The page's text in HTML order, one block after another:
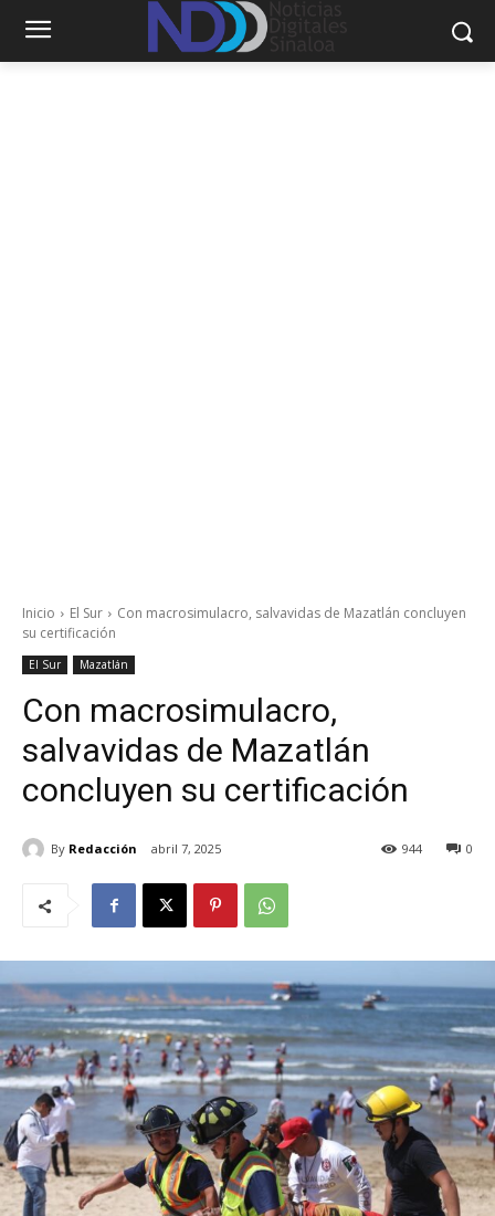
Inicio El Sur
Con macrosimulacro, salvavidas de Mazatlán concluyen
su certificación
El Sur Mazatlán
Con macrosimulacro,
salvavidas de Mazatlán
concluyen su certificación
By Redacción abril 7, 2025 0
944